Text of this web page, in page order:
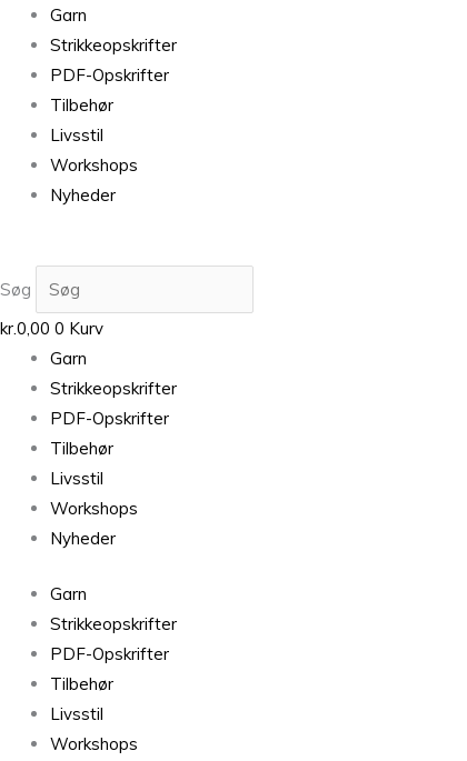
Garn
Strikkeopskrifter
PDF-Opskrifter
Tilbehør
Livsstil
Workshops
Nyheder
Søg
kr.0,00 0 Kurv
Garn
Strikkeopskrifter
PDF-Opskrifter
Tilbehør
Livsstil
Workshops
Nyheder
Garn
Strikkeopskrifter
PDF-Opskrifter
Tilbehør
Livsstil
Workshops